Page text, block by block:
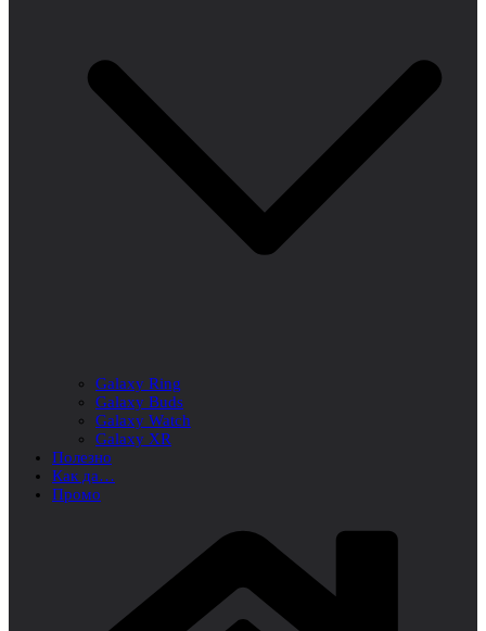
Galaxy Ring
Galaxy Buds
Galaxy Watch
Galaxy XR
Полезно
Как да…
Промо